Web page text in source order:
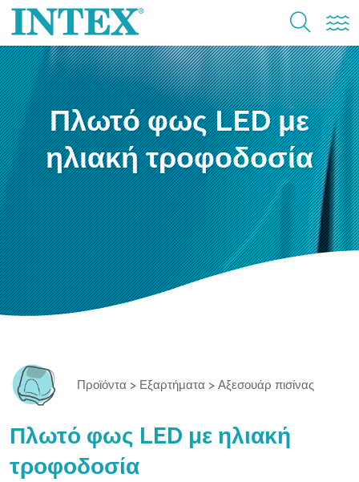
Πλωτό φως LED με
ηλιακή τροφοδοσία
Προϊόντα > Εξαρτήματα > Αξεσουάρ πισίνας
Πλωτό φως LED με ηλιακή
τροφοδοσία